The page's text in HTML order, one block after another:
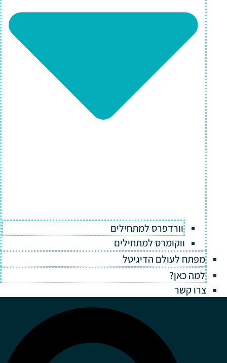
וורדפרס למתחילים
ווקומרס למתחילים
מפתח לעולם הדיגיטל
למה כאן?
צרו קשר